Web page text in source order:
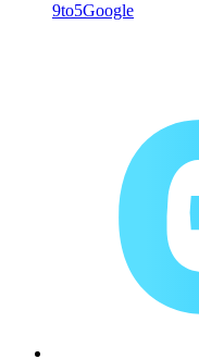
9to5Google